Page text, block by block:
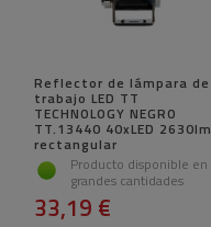
Reflector de lámpara de
trabajo LED TT
TECHNOLOGY NEGRO
TT.13440 40xLED 2630lm
rectangular
Producto disponible en
grandes cantidades
33,19 €